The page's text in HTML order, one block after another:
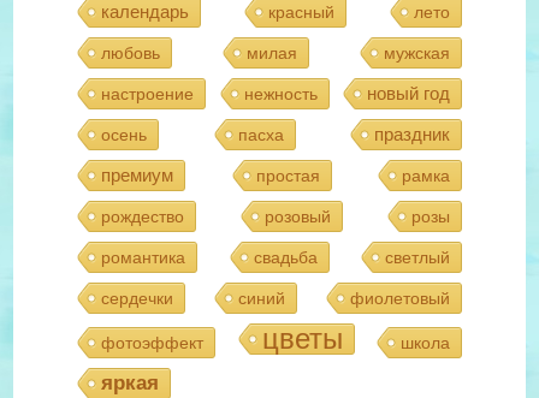
календарь красный лето
любовь милая мужская
настроение нежность новый год
осень пасха
праздник
премиум
простая рамка
рождество розовый розы
романтика свадьба светлый
сердечки синий фиолетовый
фотоэффект цветы школа
яркая